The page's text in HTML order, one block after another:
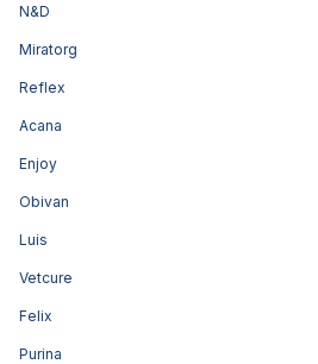
N&D
Miratorg
Reflex
Acana
Enjoy
Obivan
Luis
Vetcure
Felix
Purina